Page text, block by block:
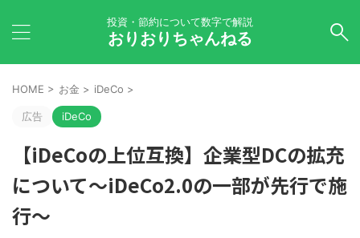
投資・節約について数字で解説
おりおりちゃんねる
HOME > お金 > iDeCo >
広告 iDeCo
【iDeCoの上位互換】企業型DCの拡充
について～iDeCo2.0の一部が先行で施
行～